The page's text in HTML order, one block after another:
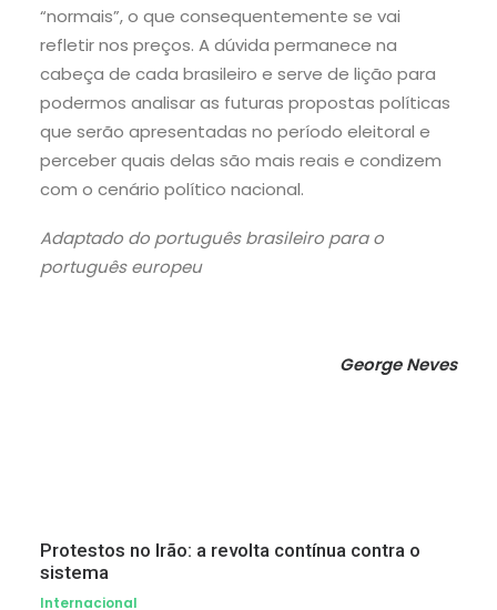
“normais”, o que consequentemente se vai
refletir nos preços. A dúvida permanece na
cabeça de cada brasileiro e serve de lição para
podermos analisar as futuras propostas políticas
que serão apresentadas no período eleitoral e
perceber quais delas são mais reais e condizem
com o cenário político nacional.
Adaptado do português brasileiro para o
português europeu
George Neves
Protestos no Irão: a revolta contínua contra o
sistema
Internacional